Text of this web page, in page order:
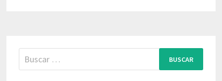
Buscar: